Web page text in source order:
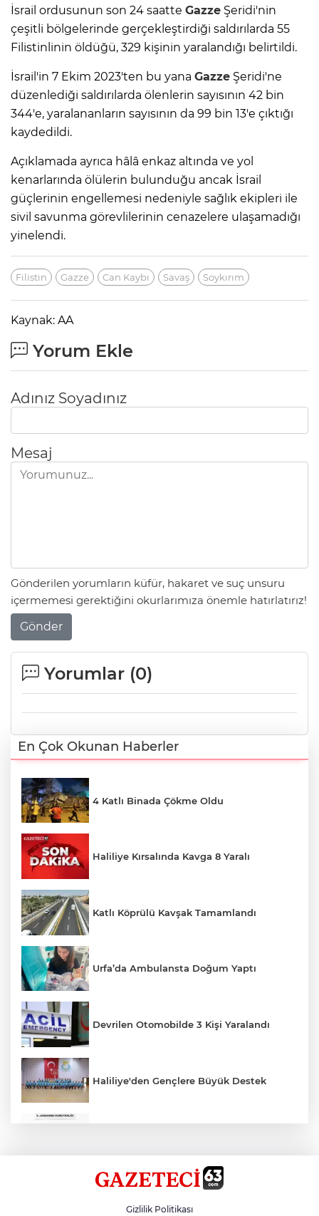
İsrail ordusunun son 24 saatte Gazze Şeridi'nin
çeşitli bölgelerinde gerçekleştirdiği saldırılarda 55
Filistinlinin öldüğü, 329 kişinin yaralandığı belirtildi.
İsrail'in 7 Ekim 2023'ten bu yana Gazze Şeridi'ne
düzenlediği saldırılarda ölenlerin sayısının 42 bin
344'e, yaralananların sayısının da 99 bin 13'e çıktığı
kaydedildi.
Açıklamada ayrıca hâlâ enkaz altında ve yol
kenarlarında ölülerin bulunduğu ancak İsrail
güçlerinin engellemesi nedeniyle sağlık ekipleri ile
sivil savunma görevlilerinin cenazelere ulaşamadığı
yinelendi.
Filistin Gazze Can Kaybı Savaş Soykırım
Kaynak: AA
Yorum Ekle
Adınız Soyadınız
Mesaj
Gönderilen yorumların küfür, hakaret ve suç unsuru
içermemesi gerektiğini okurlarımıza önemle hatırlatırız!
Gönder
Yorumlar (0)
En Çok Okunan Haberler
4 Katlı Binada Çökme Oldu
Haliliye Kırsalında Kavga 8 Yaralı
Katlı Köprülü Kavşak Tamamlandı
Urfa’da Ambulansta Doğum Yaptı
Devrilen Otomobilde 3 Kişi Yaralandı
Haliliye'den Gençlere Büyük Destek
Hikmet Başak’tan Ulaşım Çalışması
Gizlilik Politikası